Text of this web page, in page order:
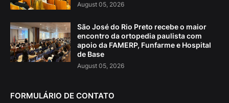
August 05, 2026
São José do Rio Preto recebe o maior
encontro da ortopedia paulista com
apoio da FAMERP, Funfarme e Hospital
de Base
August 05, 2026
FORMULÁRIO DE CONTATO